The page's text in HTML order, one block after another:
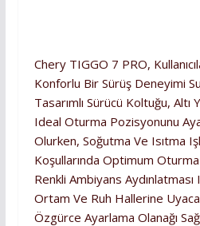
Chery TIGGO 7 PRO,
Konforlu Bir Sürüş Deneyimi
Tasarımlı Sürücü Koltuğu, Altı
Ideal Oturma Pozisyonunu
Olurken, Soğutma Ve Isıtma
Koşullarında Optimum
Renkli Ambiyans Aydınlatması
Ortam Ve Ruh Hallerine
Özgürce Ayarlama Olanağı